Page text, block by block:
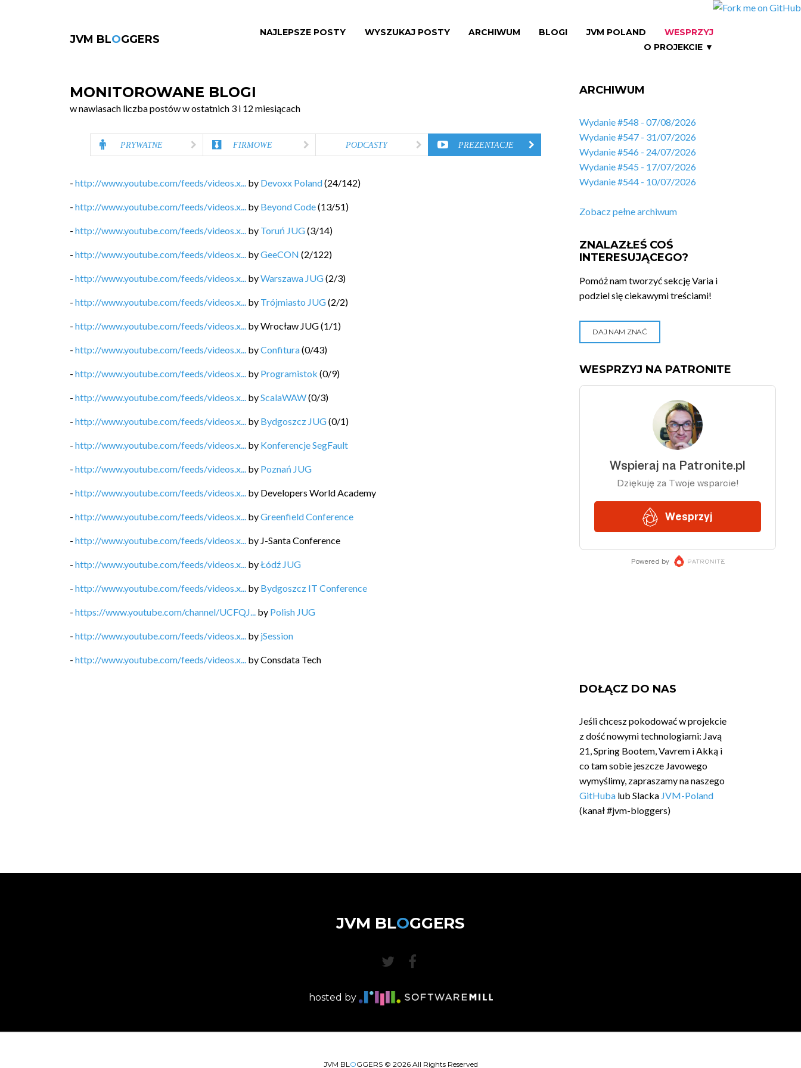
JVM BLOGGERS
NAJLEPSZE POSTY WYSZUKAJ POSTY ARCHIWUM BLOGI JVM POLAND
WESPRZYJ
O PROJEKCIE ▼
MONITOROWANE BLOGI
w nawiasach liczba postów w ostatnich 3 i 12 miesiącach
PRYWATNE FIRMOWE PODCASTY PREZENTACJE
- http://www.youtube.com/feeds/videos.x... by Devoxx Poland(24/142)
- http://www.youtube.com/feeds/videos.x... by Beyond Code(13/51)
- http://www.youtube.com/feeds/videos.x... by Toruń JUG(3/14)
- http://www.youtube.com/feeds/videos.x... byGeeCON (2/122)
- http://www.youtube.com/feeds/videos.x... byWarszawa JUG(2/3)
- http://www.youtube.com/feeds/videos.x... by Trójmiasto JUG(2/2)
- http://www.youtube.com/feeds/videos.x... byWrocław JUG(1/1)
- http://www.youtube.com/feeds/videos.x... byConfitura(0/43)
- http://www.youtube.com/feeds/videos.x... by Programistok (0/9)
- http://www.youtube.com/feeds/videos.x... byScalaWAW(0/3)
- http://www.youtube.com/feeds/videos.x... by Bydgoszcz JUG(0/1)
- http://www.youtube.com/feeds/videos.x... by Konferencje SegFault
- http://www.youtube.com/feeds/videos.x... by Poznań JUG
- http://www.youtube.com/feeds/videos.x... by Developers World Academy
- http://www.youtube.com/feeds/videos.x... byGreenfield Conference
- http://www.youtube.com/feeds/videos.x... by J-Santa Conference
- http://www.youtube.com/feeds/videos.x... byŁódź JUG
- http://www.youtube.com/feeds/videos.x... by Bydgoszcz IT Conference
- https://www.youtube.com/channel/UCFQJ... by Polish JUG
- http://www.youtube.com/feeds/videos.x... by jSession
- http://www.youtube.com/feeds/videos.x... byConsdata Tech
ARCHIWUM
Wydanie #548 - 07/08/2026
Wydanie #547 - 31/07/2026
Wydanie #546 - 24/07/2026
Wydanie #545 - 17/07/2026
Wydanie #544 - 10/07/2026
Zobacz pełne archiwum
ZNALAZŁEŚ COŚ
INTERESUJĄCEGO?
Pomóż nam tworzyć sekcję Varia i
podziel się ciekawymi treściami!
DAJ NAM ZNAĆ
WESPRZYJ NA PATRONITE
DOŁĄCZ DO NAS
Jeśli chcesz pokodować w projekcie
z dość nowymi technologiami: Javą
21, Spring Bootem, Vavrem i Akką i
co tam sobie jeszcze Javowego
wymyślimy, zapraszamy na naszego
GitHuba lub Slacka JVM-Poland
(kanał #jvm-bloggers)
JVM BLOGGERS
hosted by
JVM BLOGGERS © 2026All Rights Reserved